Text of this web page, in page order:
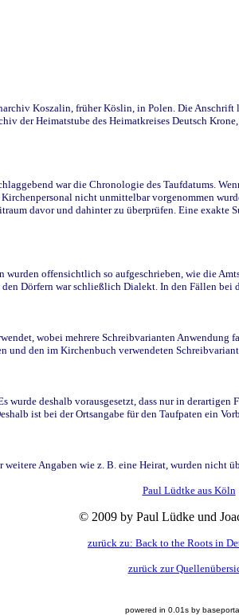
Koszalin, früher Köslin, in Polen. Die
der Heimatstube des Heimatkreises Deutsch
war die Chronologie des Taufdatums.
nicht unmittelbar vorgenommen
davor und dahinter zu überprüfen. Eine
offensichtlich so aufgeschrieben, wie die
Dörfern war schließlich Dialekt. In den Fällen
wobei mehrere Schreibvarianten
und den im Kirchenbuch verwendeten
deshalb vorausgesetzt, dass nur in
ist bei der Ortsangabe für den Taufpaten ein
Angaben wie z. B. eine Heirat, wurden nicht
Paul Lüdtke aus Köln
© 2009 by Paul Lüdke und
zurück zu: Back to the Roots in
zurück zur
powered in 0.01s by